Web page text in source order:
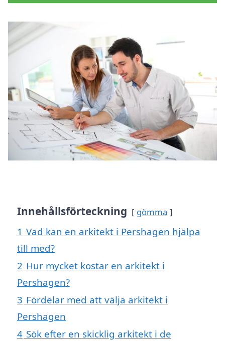
Innehållsförteckning gömma
1 Vad kan en arkitekt i Pershagen hjälpa
till med?
2 Hur mycket kostar en arkitekt i
Pershagen?
3 Fördelar med att välja arkitekt i
Pershagen
4 Sök efter en skicklig arkitekt i de